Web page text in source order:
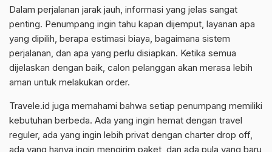
Dalam perjalanan jarak jauh, informasi yang jelas sangat
penting. Penumpang ingin tahu kapan dijemput, layanan apa
yang dipilih, berapa estimasi biaya, bagaimana sistem
perjalanan, dan apa yang perlu disiapkan. Ketika semua
dijelaskan dengan baik, calon pelanggan akan merasa lebih
aman untuk melakukan order.
Travele.id juga memahami bahwa setiap penumpang memiliki
kebutuhan berbeda. Ada yang ingin hemat dengan travel
reguler, ada yang ingin lebih privat dengan charter drop off,
ada yang hanya ingin mengirim paket, dan ada pula yang baru